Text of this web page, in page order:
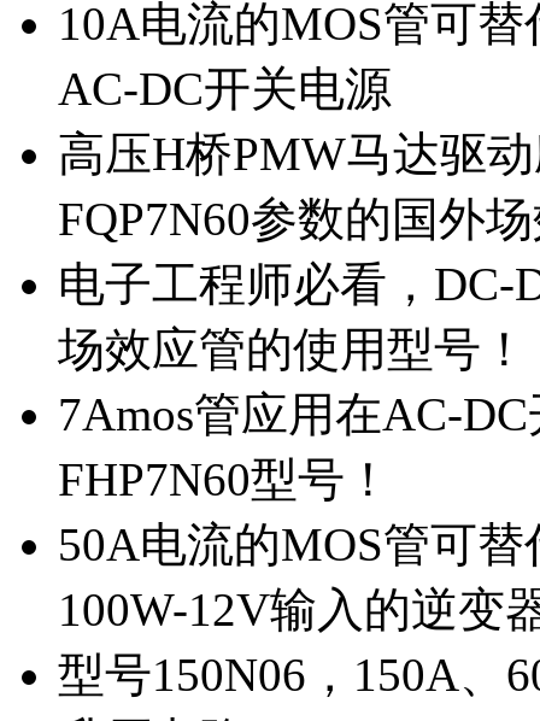
10A电流的MOS管可
AC-DC开关电源
高压H桥PMW马达驱
FQP7N60参数的国外
电子工程师必看，DC-
场效应管的使用型号！
7Amos管应用在AC-
FHP7N60型号！
50A电流的MOS管可
100W-12V输入的逆变
型号150N06，150A、